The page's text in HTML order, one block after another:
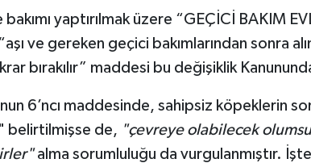
bakımı yaptırılmak üzere “GEÇİCİ BAKIM
ve gereken geçici bakımlarından sonra
bırakılır” maddesi bu değişiklik Kanununda
6’ncı maddesinde, sahipsiz köpeklerin
belirtilmişse de, "çevreye olabilecek
alma sorumluluğu da vurgulanmıştır.